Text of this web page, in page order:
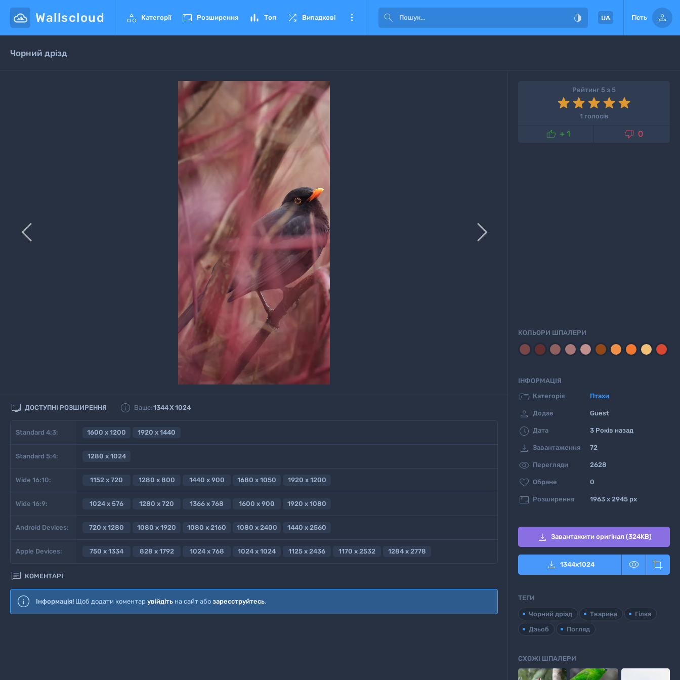
Wallscloud  Категорії  Розширення  Топ  Випадкові    UA Гість 
Чорний дрізд
 
 ДОСТУПНІ РОЗШИРЕННЯ  Ваше:1344X1024
Standard 4:3: 1600 x 1200 1920 x 1440
Standard 5:4: 1280 x 1024
Wide 16:10: 1152 x 720 1280 x 800 1440 x 900 1680 x 1050 1920 x 1200
Wide 16:9: 1024 x 576 1280 x 720 1366 x 768 1600 x 900 1920 x 1080
Android Devices: 720 x 1280 1080 x 1920 1080 x 2160 1080 x 2400 1440 x 2560
Apple Devices: 750 x 1334 828 x 1792 1024 x 768 1024 x 1024 1125 x 2436 1170 x 2532 1284 x 2778
 КОМЕНТАРІ
Інформація! Щоб додати коментар увійдіть на сайт або зареєструйтесь.
Рейтинг 5 з 5
1 голосів
 + 1  0
КОЛЬОРИ ШПАЛЕРИ
ІНФОРМАЦІЯ
 Категорія Птахи
 Додав Guest
 Дата 3 Років назад
 Завантаження 72
 Перегляди 2628
 Обране 0
 Розширення 1963 x 2945 px
 Завантажити оригінал (324KB)
 1344x1024  
ТЕГИ
Чорний дрізд Тварина
Гілка
Дзьоб
Погляд
СХОЖІ ШПАЛЕРИ